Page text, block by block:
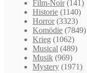
Film-Noir (141)
Historie (1140)
Horror (3323)
Komödie (7849)
Krieg (1062)
Musical (489)
Musik (969)
Mystery (1971)